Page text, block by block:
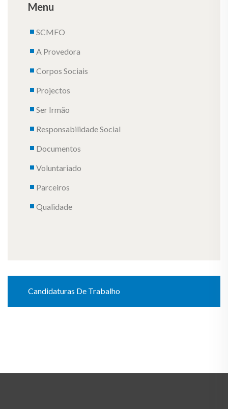
Menu
SCMFO
A Provedora
Corpos Sociais
Projectos
Ser Irmão
Responsabilidade Social
Documentos
Voluntariado
Parceiros
Qualidade
Candidaturas De Trabalho